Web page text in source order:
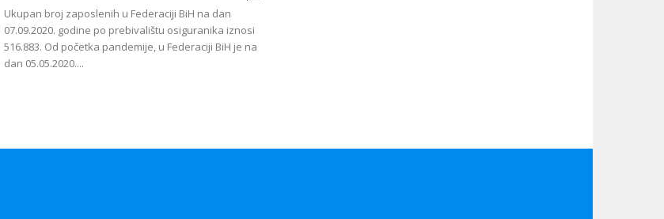
Ukupan broj zaposlenih u Federaciji BiH na dan
07.09.2020. godine po prebivalištu osiguranika iznosi
516.883. Od početka pandemije, u Federaciji BiH je na
dan 05.05.2020....